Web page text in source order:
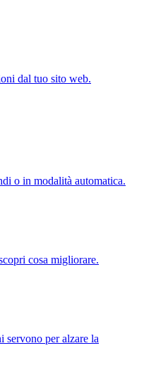
dal tuo sito web.
o in modalità automatica.
cosa migliorare.
servono per alzare la